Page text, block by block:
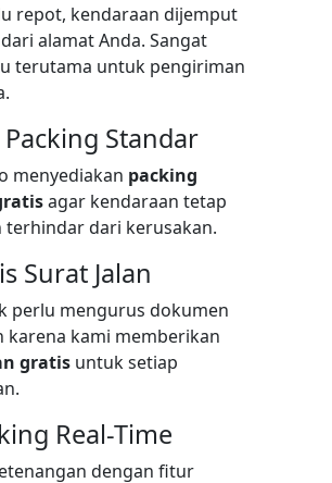
repot, kendaraan dijemput
alamat Anda. Sangat
terutama untuk pengiriman
Packing Standar
menyediakan packing
agar kendaraan tetap
terhindar dari kerusakan.
Surat Jalan
perlu mengurus dokumen
karena kami memberikan
gratis untuk setiap
Real-Time
dengan fitur